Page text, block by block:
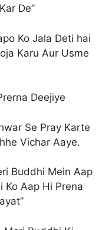
De”
Ko Jala Deti hai
Karu Aur Usme
Deejiye
Se Pray Karte
Vichar Aaye.
Buddhi Mein Aap
Ko Aap Hi Prena